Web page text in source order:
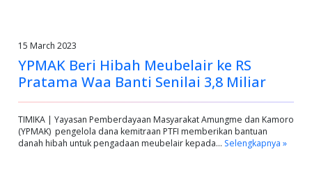
15 March 2023
YPMAK Beri Hibah Meubelair ke RS
Pratama Waa Banti Senilai 3,8 Miliar
TIMIKA | Yayasan Pemberdayaan Masyarakat Amungme dan Kamoro
(YPMAK) pengelola dana kemitraan PTFI memberikan bantuan
danah hibah untuk pengadaan meubelair kepada… Selengkapnya »